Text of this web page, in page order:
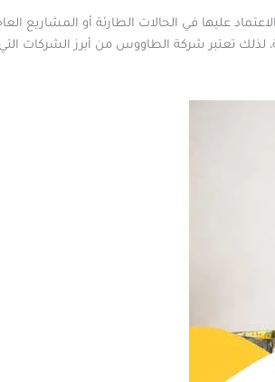
عليها في الحالات الطارئة أو المشاريع
لذلك تعتبر شركة الطاووس من أبرز الشركات